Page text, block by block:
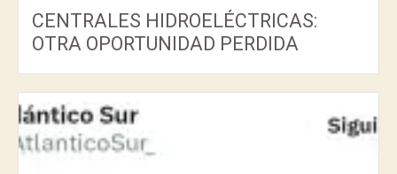
CENTRALES HIDROELÉCTRICAS:
OTRA OPORTUNIDAD PERDIDA